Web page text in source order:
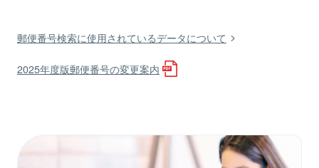
郵便番号検索に使用されているデータについて
2025年度版郵便番号の変更案内